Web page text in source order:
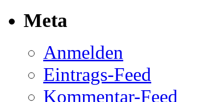
Meta
Anmelden
Eintrags-Feed
Kommentar-Feed